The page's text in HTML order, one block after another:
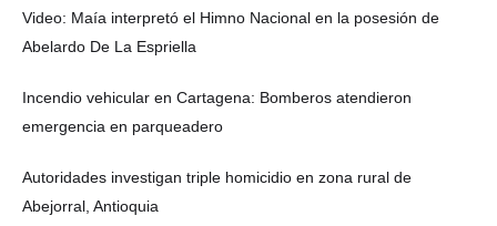
Video: Maía interpretó el Himno Nacional en la posesión de
Abelardo De La Espriella
Incendio vehicular en Cartagena: Bomberos atendieron
emergencia en parqueadero
Autoridades investigan triple homicidio en zona rural de
Abejorral, Antioquia